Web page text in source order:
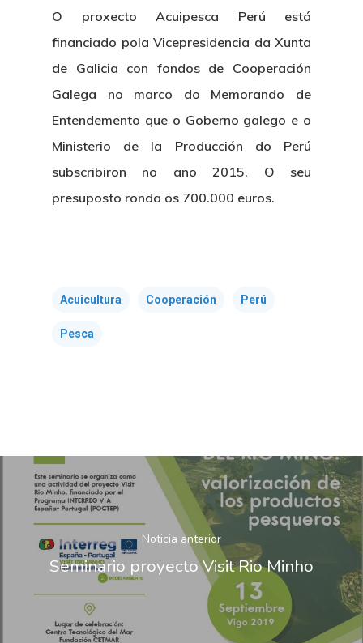
O proxecto Acuipesca Perú está
financiado pola Vicepresidencia da Xunta
de Galicia con fondos de Cooperación
Galega no marco do Memorando de
Entendemento que o Goberno galego e o
Ministerio de la Producción do Perú
subscribiron no ano 2015. O seu
presuposto ronda os 700.000 euros.
Acuicultura Cooperación Perú
Pesca
Noticia anterior
Seminario proyecto Visit Rio Minho
Identidad Corporativa
Manual De Identidad
Corporativa
Logo CETMAR
Contacto
Eventos
Publicaciones
Centro De
Boletín De Noticias
Contratación
Empleo
Gobierno
Plan De Igualdad